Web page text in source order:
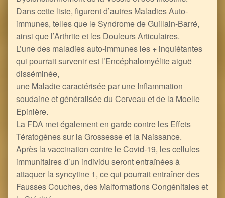
Dans cette liste, figurent d’autres Maladies Auto-
immunes, telles que le Syndrome de Guillain-Barré,
ainsi que l’Arthrite et les Douleurs Articulaires.
L’une des maladies auto-immunes les + inquiétantes
qui pourrait survenir est l’Encéphalomyélite aiguë
disséminée,
une Maladie caractérisée par une Inflammation
soudaine et généralisée du Cerveau et de la Moelle
Epinière.
La FDA met également en garde contre les Effets
Tératogènes sur la Grossesse et la Naissance.
Après la vaccination contre le Covid-19, les cellules
immunitaires d’un individu seront entraînées à
attaquer la syncytine 1, ce qui pourrait entraîner des
Fausses Couches, des Malformations Congénitales et